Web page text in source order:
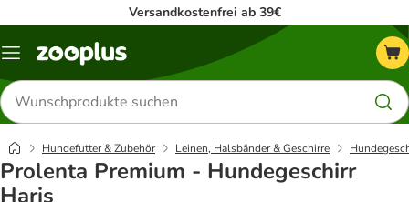
Versandkostenfrei ab 39€
Menü
Produkte
suchen
Hundefutter & Zubehör Leinen, Halsbänder & Geschirre
Prolenta Premium - Hundegeschirr
Haris